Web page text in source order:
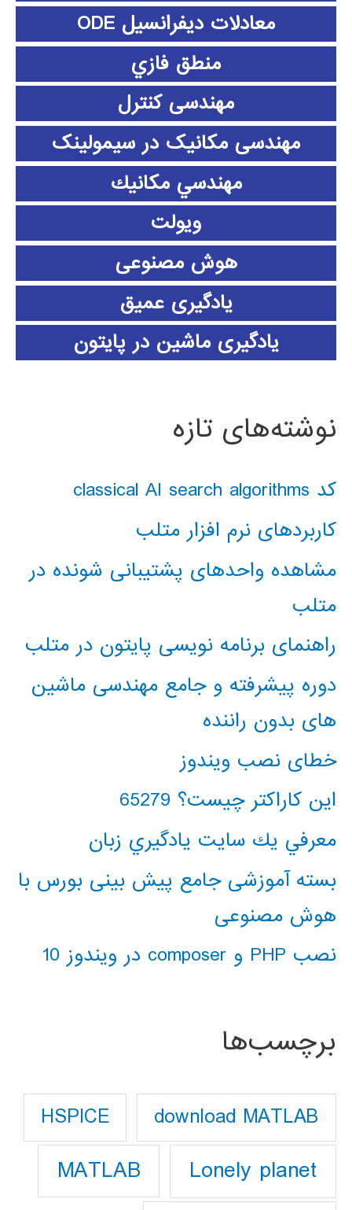
معادلات دیفرانسیل ODE
منطق فازي
مهندسی کنترل
مهندسی مکانیک در سیمولینک
مهندسي مكانيك
ویولت
هوش مصنوعی
یادگیری عمیق
یادگیری ماشین در پایتون
نوشته‌های تازه
کد classical AI search algorithms
کاربردهای نرم افزار متلب
مشاهده واحدهای پشتیبانی شونده در
متلب
راهنمای برنامه نویسی پایتون در متلب
دوره پیشرفته و جامع مهندسی ماشین
های بدون راننده
خطای نصب ویندوز
این کاراکتر چیست؟ 65279
معرفي يك سايت يادگيري زبان
بسته آموزشی جامع پیش بینی بورس با
هوش مصنوعی
نصب PHP و composer در ویندوز 10
برچسب‌ها
download MATLAB
HSPICE
Lonely planet
MATLAB